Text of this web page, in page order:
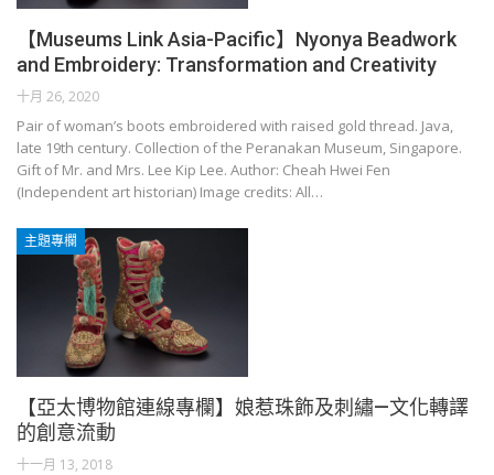
【Museums Link Asia-Pacific】Nyonya Beadwork
and Embroidery: Transformation and Creativity
十月 26, 2020
Pair of woman’s boots embroidered with raised gold thread. Java,
late 19th century. Collection of the Peranakan Museum, Singapore.
Gift of Mr. and Mrs. Lee Kip Lee. Author: Cheah Hwei Fen
(Independent art historian) Image credits: All…
主題專欄
【亞太博物館連線專欄】娘惹珠飾及刺繡—文化轉譯
的創意流動
十一月 13, 2018